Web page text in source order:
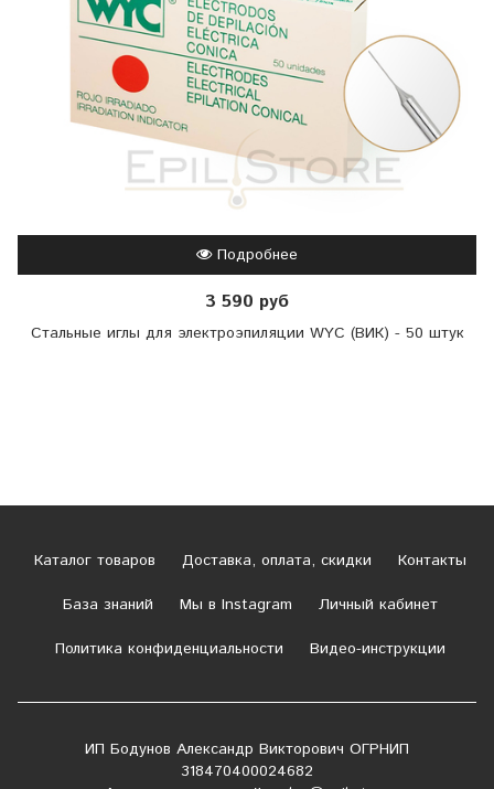
Подробнее
3 590 руб
Стальные иглы для электроэпиляции WYC (ВИК) - 50 штук
Каталог товаров Доставка, оплата, скидки
Контакты
База знаний
Мы в Instagram
Личный кабинет
Политика конфиденциальности
Видео-инструкции
ИП Бодунов Александр Викторович ОГРНИП
318470400024682